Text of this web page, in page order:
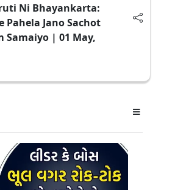
Ni Bhayankarta:
Pahela Jano Sachot
Samaiyo | 01 May,